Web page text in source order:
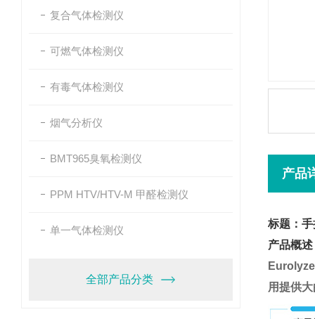
复合气体检测仪
可燃气体检测仪
有毒气体检测仪
烟气分析仪
BMT965臭氧检测仪
PPM HTV/HTV-M 甲醛检测仪
单一气体检测仪
全部产品分类
产品
标题：
产品概述
用提供